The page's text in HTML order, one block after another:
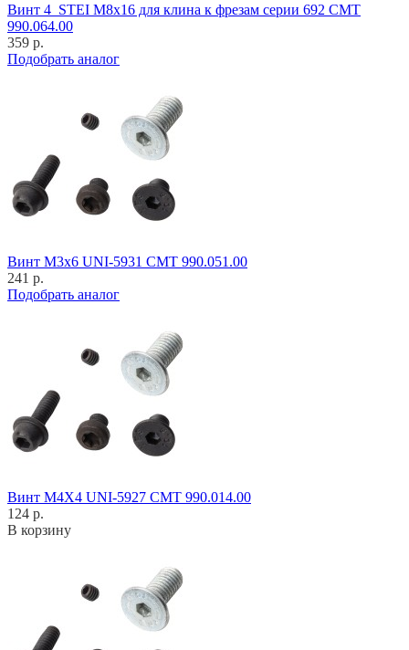
Винт 4_STEI M8x16 для клина к фрезам серии 692 CMT
990.064.00
359 р.
Подобрать аналог
Винт M3x6 UNI-5931 CMT 990.051.00
241 р.
Подобрать аналог
Винт M4X4 UNI-5927 CMT 990.014.00
124 р.
В корзину